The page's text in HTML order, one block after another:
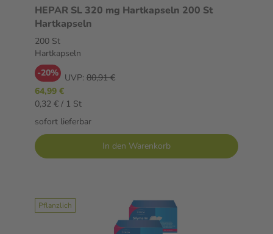
HEPAR SL 320 mg Hartkapseln 200 St
Hartkapseln
200 St
Hartkapseln
-20% UVP: 80,91 €
64,99 €
0,32 € / 1 St
sofort lieferbar
In den Warenkorb
Pflanzlich